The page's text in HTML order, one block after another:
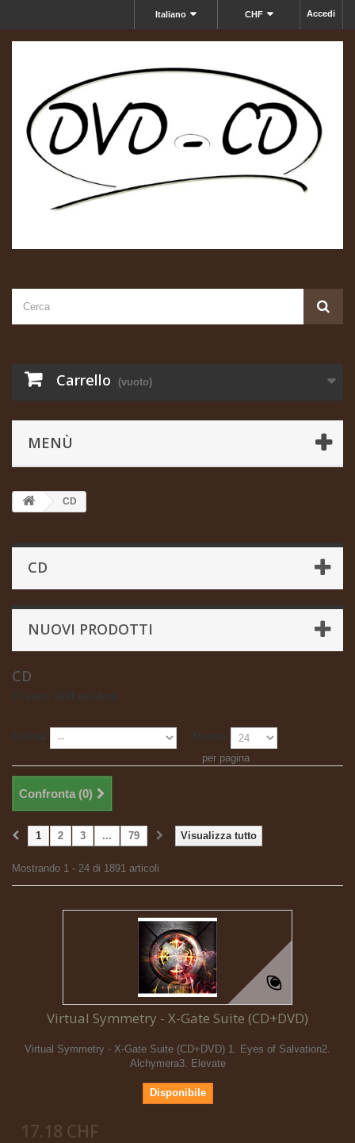
Accedi
CHF
Italiano
Carrello (vuoto)
MENÙ
CD
CD
NUOVI PRODOTTI
CD
per pagina
Confronta (0)
Visualizza tutto
1 2 3 ... 79
Mostrando 1 - 24 di 1891 articoli
Virtual Symmetry - X-Gate Suite (CD+DVD)
Virtual Symmetry - X-Gate Suite (CD+DVD) 1. Eyes of Salvation2.
Alchymera3. Elevate
Disponibile
17.18 CHF